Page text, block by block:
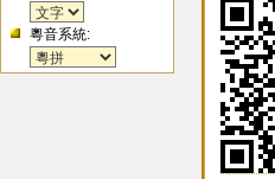
粵音系統: